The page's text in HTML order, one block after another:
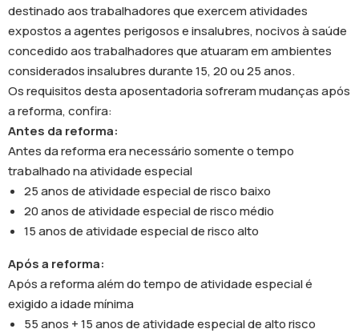
destinado aos trabalhadores que exercem atividades
expostos a agentes perigosos e insalubres, nocivos à saúde
concedido aos trabalhadores que atuaram em ambientes
considerados insalubres durante 15, 20 ou 25 anos.
Os requisitos desta aposentadoria sofreram mudanças após
a reforma, confira:
Antes da reforma:
Antes da reforma era necessário somente o tempo
trabalhado na atividade especial
25 anos de atividade especial de risco baixo
20 anos de atividade especial de risco médio
15 anos de atividade especial de risco alto
Após a reforma:
Após a reforma além do tempo de atividade especial é
exigido a idade mínima
55 anos + 15 anos de atividade especial de alto risco